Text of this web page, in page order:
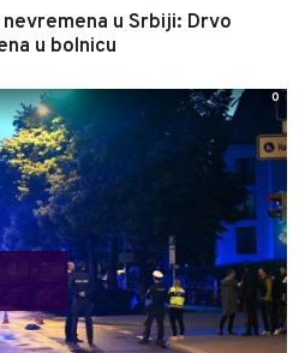
u Srbiji: Drvo
u bolnicu
0